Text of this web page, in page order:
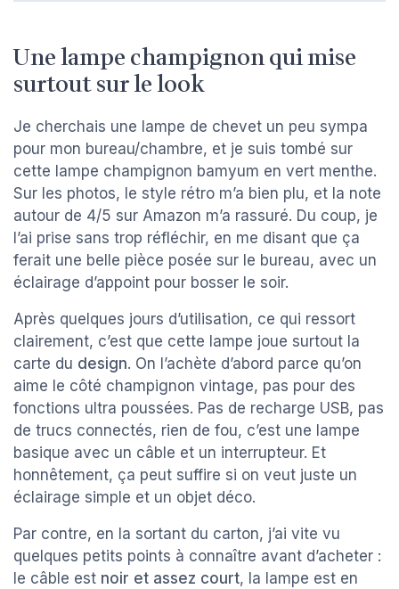
Une lampe champignon qui mise
surtout sur le look
Je cherchais une lampe de chevet un peu sympa
pour mon bureau/chambre, et je suis tombé sur
cette lampe champignon bamyum en vert menthe.
Sur les photos, le style rétro m’a bien plu, et la note
autour de 4/5 sur Amazon m’a rassuré. Du coup, je
l’ai prise sans trop réfléchir, en me disant que ça
ferait une belle pièce posée sur le bureau, avec un
éclairage d’appoint pour bosser le soir.
Après quelques jours d’utilisation, ce qui ressort
clairement, c’est que cette lampe joue surtout la
carte du design. On l’achète d’abord parce qu’on
aime le côté champignon vintage, pas pour des
fonctions ultra poussées. Pas de recharge USB, pas
de trucs connectés, rien de fou, c’est une lampe
basique avec un câble et un interrupteur. Et
honnêtement, ça peut suffire si on veut juste un
éclairage simple et un objet déco.
Par contre, en la sortant du carton, j’ai vite vu
quelques petits points à connaître avant d’acheter :
le câble est noir et assez court, la lampe est en